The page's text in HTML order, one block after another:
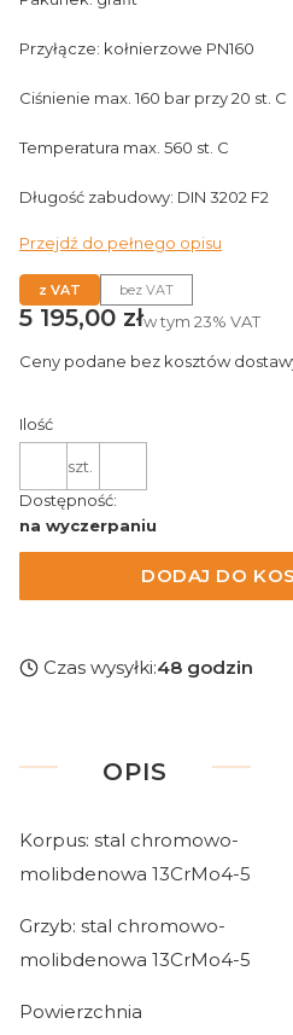
Przyłącze: kołnierzowe PN160
Ciśnienie max. 160 bar przy 20 st. C
Temperatura max. 560 st. C
Długość zabudowy: DIN 3202 F2
Przejdź do pełnego opisu
z VAT bez VAT
Cena
5 195,00 złw tym 23% VAT
Ceny podane bez kosztów
Ilość
szt.
Dostępność:
na wyczerpaniu
DODAJ DO
Czas wysyłki:48 godzin
OPIS
Korpus: stal chromowo-
molibdenowa 13CrMo4-5
Grzyb: stal chromowo-
molibdenowa 13CrMo4-5
Powierzchnia